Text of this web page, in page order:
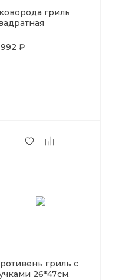
гриль
LAVA
₽
гриль с
26*47см.